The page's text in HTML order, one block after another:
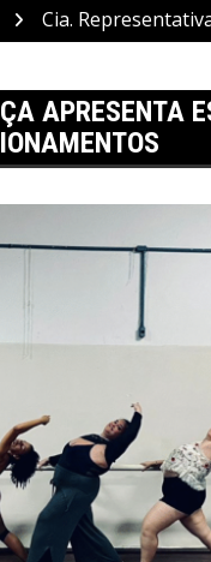
Cia.
APRESENTA